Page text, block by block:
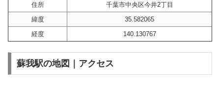
住所
千葉市中央区今井2丁目
緯度
35.582065
経度
140.130767
蘇我駅の地図｜アクセス